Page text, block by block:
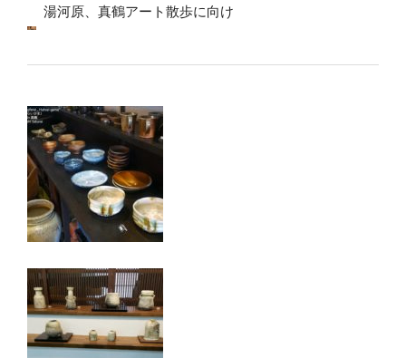
湯河原、真鶴アート散歩に向け